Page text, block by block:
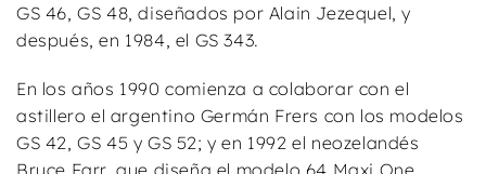
GS 46, GS 48, diseñados por Alain Jezequel, y
después, en 1984, el GS 343.
En los años 1990 comienza a colaborar con el
astillero el argentino Germán Frers con los modelos
GS 42, GS 45 y GS 52; y en 1992 el neozelandés